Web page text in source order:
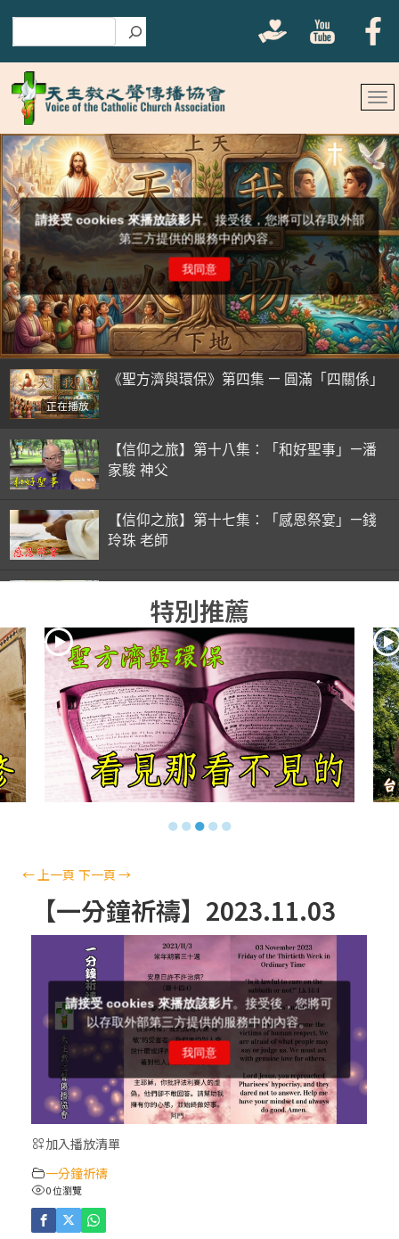
正在播放
《聖方濟與環保》第四集 — 圓滿「四關係」
【信仰之旅】第十八集：「和好聖事」—潘
家駿 神父
【信仰之旅】第十七集：「感恩祭宴」—錢
玲珠 老師
錢玲珠 老師
【信仰之旅】第十五集：「入門聖事」—錢
玲珠 老師
【信仰之旅】第十四集：「天主十誡(下)」
—金毓瑋 神父
【信仰之旅】第十三集：「天主十誡(上)」
—金毓瑋 神父
【信仰之旅】第十二集：「聖母、聖人」—
高樂祈 修女
【信仰之旅】第十一集：「教 會」(推廣片)
【信仰之旅】第十一集：「教 會」—林必能
神父
【信仰之旅】第十集：「逾越奧蹟」— 錢玲
珠老師
(5)黃敏正主教帶你做「四旬期避靜」—【逾
特別推薦
●●●●●
← 上一頁 下一頁→
【一分鐘祈禱】2023.11.03
加入播放清單
一分鐘祈禱
0 位瀏覽